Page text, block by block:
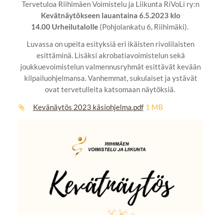
Tervetuloa Riihimäen Voimistelu ja Liikunta RiVoLi ry:n
Kevätnäytökseen lauantaina 6.5.2023 klo
14.00 Urheilutalolle (Pohjolankatu 6, Riihimäki).
Luvassa on upeita esityksiä eri ikäisten rivolilaisten
esittäminä. Lisäksi akrobatiavoimistelun sekä
joukkuevoimistelun valmennusryhmät esittävät kevään
kilpailuohjelmansa. Vanhemmat, sukulaiset ja ystävät
ovat tervetulleita katsomaan näytöksiä.
Kevänäytös 2023 käsiohjelma.pdf 1 MB